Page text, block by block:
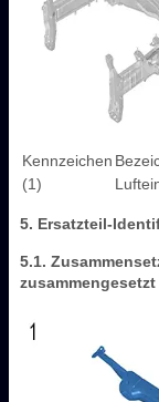
Kennzeichen
(1)
5. Ersatzteil-
5.1.
zusammengesetzt